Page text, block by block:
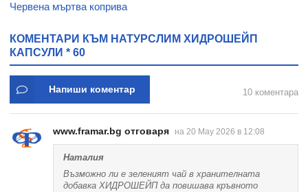
Червена мъртва коприва
КОМЕНТАРИ КЪМ НАТУРСЛИМ ХИДРОШЕЙП
КАПСУЛИ * 60
Напиши коментар 10 коментара
www.framar.bg отговаря на 20 May 2026 в 12:08
Наталия
Възможно ли е зеленият чай в хранителната
добавка ХИДРОШЕЙП да повишава кръвното